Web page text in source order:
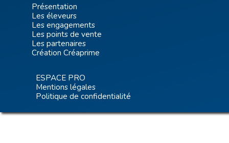
Présentation
Les éleveurs
Les engagements
Les points de vente
Les partenaires
Création Créaprime
ESPACE PRO
Mentions légales
Politique de confidentialité